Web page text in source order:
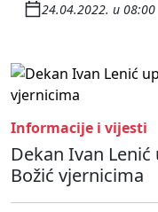
24.04.2022. u 08:00
Informacije i vijesti
Dekan Ivan
Božić vjernicima